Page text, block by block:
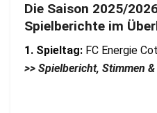
Die Saison 2025/
Spielberichte im
1. Spieltag: FC Energie
>> Spielbericht, Stimmen